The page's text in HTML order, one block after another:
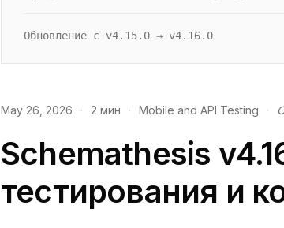
Обновление с v4.15.0 → v4.16.0
May 26, 2026 · 2 мин · Mobile and API Testing ·
Schemathesis
тестирования и